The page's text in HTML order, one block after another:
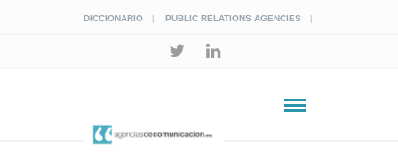
DICCIONARIO PUBLIC RELATIONS AGENCIES